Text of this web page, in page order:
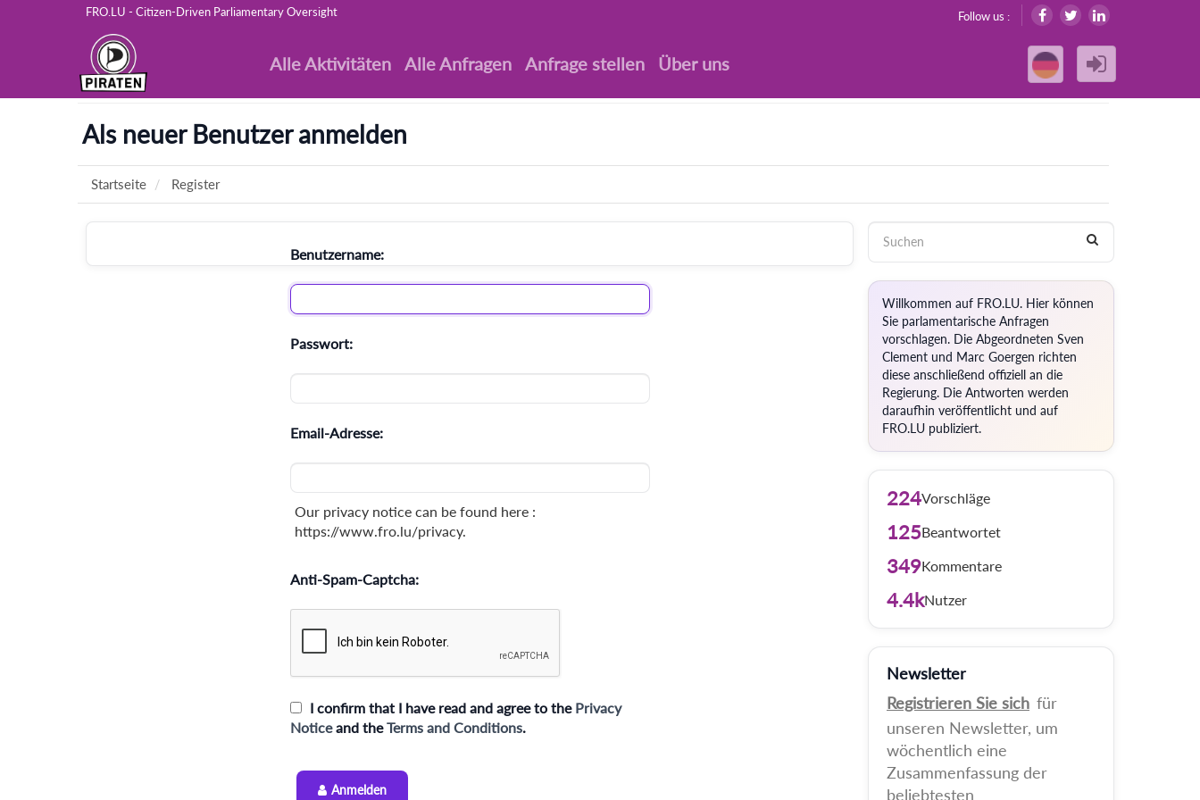
FRO.LU - Citizen-Driven Parliamentary Oversight Follow us :
Alle Aktivitäten Alle Anfragen Anfrage stellen Über uns
Als neuer Benutzer anmelden
Startseite Register
Benutzername:
Passwort:
Email-Adresse:
Our privacy notice can be found here :
https://www.fro.lu/privacy.
Anti-Spam-Captcha:
I confirm that I have read and agree to the Privacy
Noticeand theTerms and Conditions.
Anmelden
Willkommen auf FRO.LU. Hier können
Sie parlamentarische Anfragen
vorschlagen. Die Abgeordneten Sven
Clement und Marc Goergen richten
diese anschließend offiziell an die
Regierung. Die Antworten werden
daraufhin veröffentlicht und auf
FRO.LU publiziert.
224Vorschläge
125Beantwortet
349Kommentare
4.4kNutzer
Newsletter
Registrieren Sie sich für
unseren Newsletter, um
wöchentlich eine
Zusammenfassung der
beliebtesten